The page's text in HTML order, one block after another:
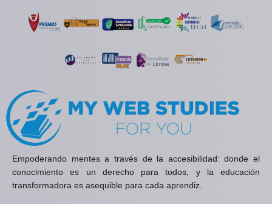
Empoderando mentes a través de la accesibilidad: donde el
conocimiento es un derecho para todos, y la educación
transformadora es asequible para cada aprendiz.